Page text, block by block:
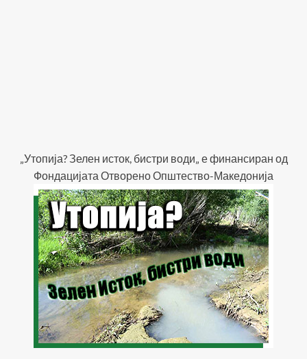
„Утопија? Зелен исток, бистри води„ е финансиран од
Фондацијата Отворено Општество-Македонија